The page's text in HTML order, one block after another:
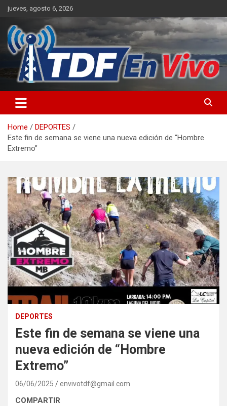
Skip
content
jueves, agosto 6, 2026
Home
DEPORTES
Este fin de semana se viene una nueva edición de “Hombre
Extremo”
DEPORTES
Este fin de semana se viene una
nueva edición de “Hombre
Extremo”
06/06/2025 envivotdf@gmail.com
COMPARTIR